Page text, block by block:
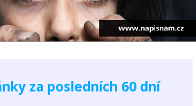
za posledních 60 dní